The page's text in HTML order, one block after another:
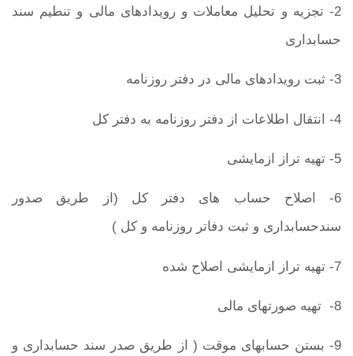
2- تجزیه و تحلیل معاملات و رویدادهای مالی و تنطیم سند
حسابداری
3- ثبت رویدادهای مالی در دفتر روزنامه
4- انتقال اطلاعات از دفتر روزنامه به دفتر کل
5- تهیه تراز ازمایشی
6- اصلاح حساب های دفتر کل (از طریق صدور
سندحسابداری و ثبت دفاتر روزنامه و کل )
7- تهیه تراز ازمایشی اصلاح شده
8- تهیه صورتهای مالی
9- بستن حسابهای موقت ( از طریق صدر سند حسابداری و